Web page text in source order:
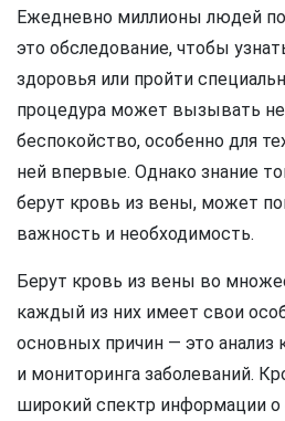
Ежедневно миллионы людей
это обследование, чтобы
здоровья или пройти
процедура может вызывать
беспокойство, особенно для
ней впервые. Однако знание
берут кровь из вены, может
важность и необходимость.
Берут кровь из вены во
каждый из них имеет свои
основных причин — это анализ
и мониторинга заболеваний.
широкий спектр информации о